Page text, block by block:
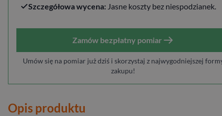
Szczegółowa wycena: Jasne koszty bez niespodzianek.
Zamów bezpłatny pomiar
Umów się na pomiar już dziś i skorzystaj z najwygodniejszej
zakupu!
Opis produktu